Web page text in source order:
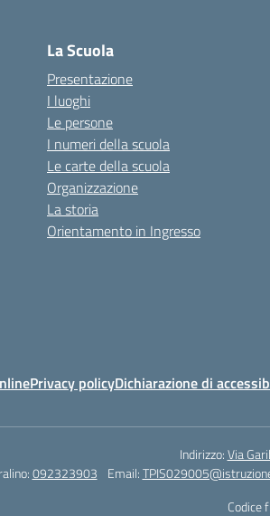
La Scuola
Presentazione
I luoghi
Le persone
I numeri della scuola
Le carte della scuola
Organizzazione
La storia
Orientamento in Ingresso
Privacy policyDichiarazione di
Indirizzo:Via
092323903 Email:
Codice